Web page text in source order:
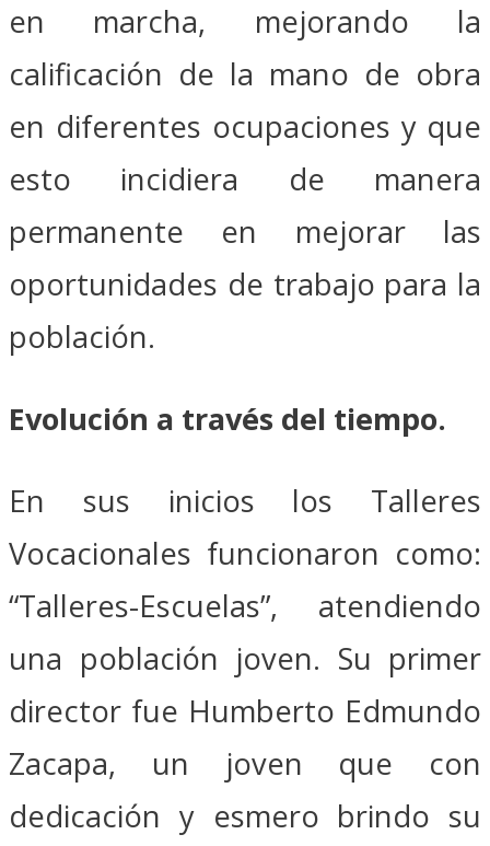
en marcha, mejorando la
calificación de la mano de obra
en diferentes ocupaciones y que
esto incidiera de manera
permanente en mejorar las
oportunidades de trabajo para la
población.
Evolución a través del tiempo.
En sus inicios los Talleres
Vocacionales funcionaron como:
“Talleres-Escuelas”, atendiendo
una población joven. Su primer
director fue Humberto Edmundo
Zacapa, un joven que con
dedicación y esmero brindo su